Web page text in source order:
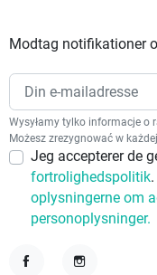
Modtag notifikationer
Wysyłamy tylko informacje o
Możesz zrezygnować w
Jeg accepterer de
fortrolighedspolitik
oplysningerne om
personoplysninger.